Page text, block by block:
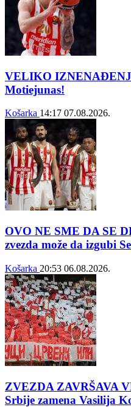
VELIKO
Motiejunas!
Košarka 14:17 07.08.2026.
OVO NE SME DA SE
zvezda može da izgubi
Košarka 20:53 06.08.2026.
ZVEZDA ZAVRŠAVA
Srbije zamena Vasilija